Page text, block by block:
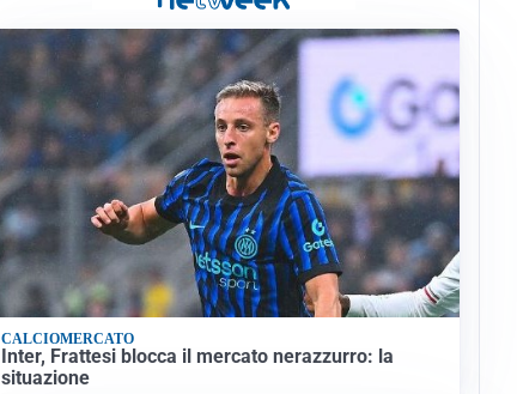
CALCIOMERCATO
Inter, Frattesi blocca il mercato nerazzurro: la
situazione